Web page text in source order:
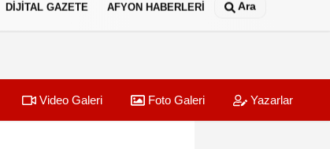
DİJİTAL GAZETE AFYON HABERLERİ Ara
Video Galeri Foto Galeri Yazarlar